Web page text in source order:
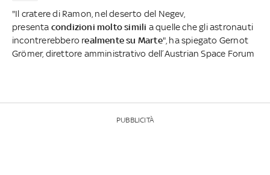
"Il cratere di Ramon, nel deserto del Negev,
presenta condizioni molto simili a quelle che gli astronauti
incontrerebbero realmente su Marte", ha spiegato Gernot
Grömer, direttore amministrativo dell’Austrian Space Forum
PUBBLICITÀ